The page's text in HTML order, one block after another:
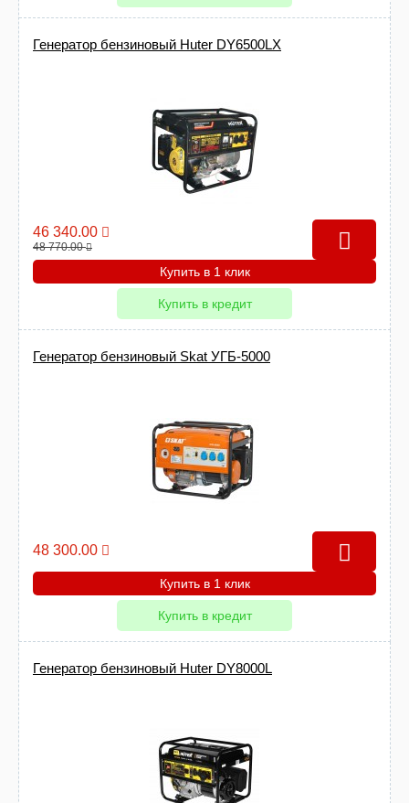
Генератор бензиновый Huter DY6500LX
46 340.00
48 770.00
Купить в 1 клик
Купить в кредит
Генератор бензиновый Skat УГБ-5000
48 300.00
Купить в 1 клик
Купить в кредит
Генератор бензиновый Huter DY8000L